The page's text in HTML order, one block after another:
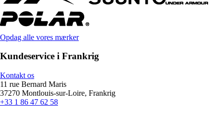
Opdag alle vores mærker
Kundeservice i Frankrig
Kontakt os
11 rue Bernard Maris
37270 Montlouis-sur-Loire, Frankrig
+33 1 86 47 62 58